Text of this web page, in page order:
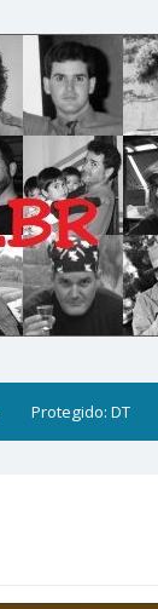
Protegido: DT